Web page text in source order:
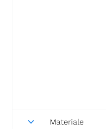
Materiale